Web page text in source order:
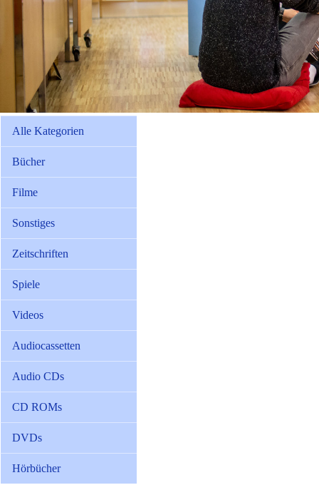
Alle Kategorien
Bücher
Filme
Sonstiges
Zeitschriften
Spiele
Videos
Audiocassetten
Audio CDs
CD ROMs
DVDs
Hörbücher